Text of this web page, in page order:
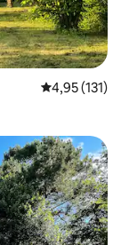
Classificação
4,95 (131)